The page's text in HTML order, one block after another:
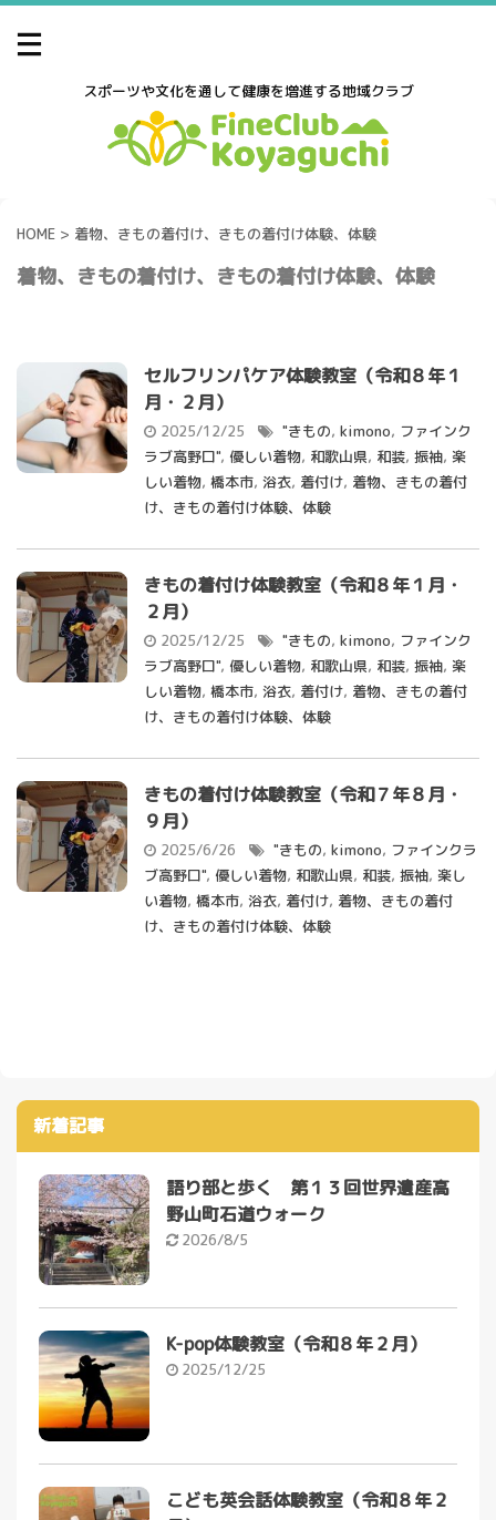
スポーツや文化を通して健康を増進する地域クラブ
HOME > 着物、きもの着付け、きもの着付け体験、体験
着物、きもの着付け、きもの着付け体験、体験
セルフリンパケア体験教室（令和８年１
月・２月）
2025/12/25 "きもの, kimono, ファインク
ラブ高野口", 優しい着物, 和歌山県, 和装, 振袖, 楽
しい着物, 橋本市, 浴衣, 着付け, 着物、きもの着付
け、きもの着付け体験、体験
きもの着付け体験教室（令和８年１月・
２月）
2025/12/25 "きもの, kimono, ファインク
ラブ高野口", 優しい着物, 和歌山県, 和装, 振袖, 楽
しい着物, 橋本市, 浴衣, 着付け, 着物、きもの着付
け、きもの着付け体験、体験
きもの着付け体験教室（令和７年８月・
９月）
2025/6/26 "きもの, kimono, ファインクラ
ブ高野口", 優しい着物, 和歌山県, 和装, 振袖, 楽し
い着物, 橋本市, 浴衣, 着付け, 着物、きもの着付
け、きもの着付け体験、体験
新着記事
語り部と歩く 第１３回世界遺産高
野山町石道ウォーク
2026/8/5
K-pop体験教室（令和８年２月）
2025/12/25
こども英会話体験教室（令和８年２